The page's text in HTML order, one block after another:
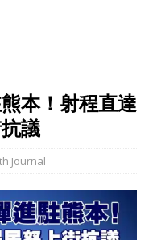
本！射程直達
議
Journal